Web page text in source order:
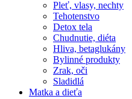
Pleť, vlasy, nechty
Tehotenstvo
Detox tela
Chudnutie, diéta
Hliva, betaglukány
Bylinné produkty
Zrak, oči
Sladidlá
Matka a dieťa